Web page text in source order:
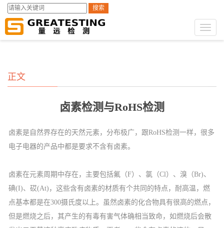
搜索
Toggle
GST第三方检测>测试服务 >
正文
卤素检测与RoHS检测
卤素是自然界存在的天然元素，分布极广，跟RoHS检测一样，很多
电子电器的产品中都是要求不含有卤素。
卤素在元素周期中存在，主要包括氟（F）、氯（Cl）、溴（Br)、
碘(I)、砹(At)，这些含有卤素的材质有个共同的特点，耐高温，燃
点基本都是在300摄氏度以上。虽然卤素的化合物具有很高的燃点，
但是燃烧之后，其产生的有毒有害气体确相当致命，如燃烧后会散